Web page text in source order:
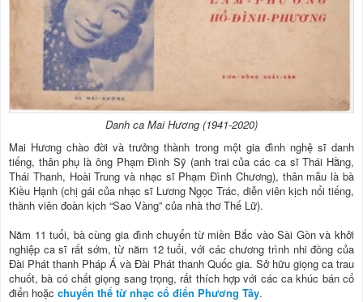
Danh ca Mai Hương (1941-2020)
Mai Hương chào đời và trưởng thành trong một gia đình nghệ sĩ danh
tiếng, thân phụ là ông Phạm Đình Sỹ (anh trai của các ca sĩ Thái Hằng,
Thái Thanh, Hoài Trung và nhạc sĩ Phạm Đình Chương), thân mẫu là bà
Kiều Hạnh (chị gái của nhạc sĩ Lương Ngọc Trác, diễn viên kịch nổi tiếng,
thành viên đoàn kịch “Sao Vàng” của nhà thơ Thế Lữ).
Năm 11 tuổi, bà cùng gia đình chuyển từ miền Bắc vào Sài Gòn và khởi
nghiệp ca sĩ rất sớm, từ năm 12 tuổi, với các chương trình nhi đồng của
Đài Phát thanh Pháp Á và Đài Phát thanh Quốc gia. Sở hữu giọng ca trau
chuốt, bà có chất giọng sang trọng, rất thích hợp với các ca khúc bán cổ
điển hoặc chuyển thể từ nhạc cổ điển Phương Tây.